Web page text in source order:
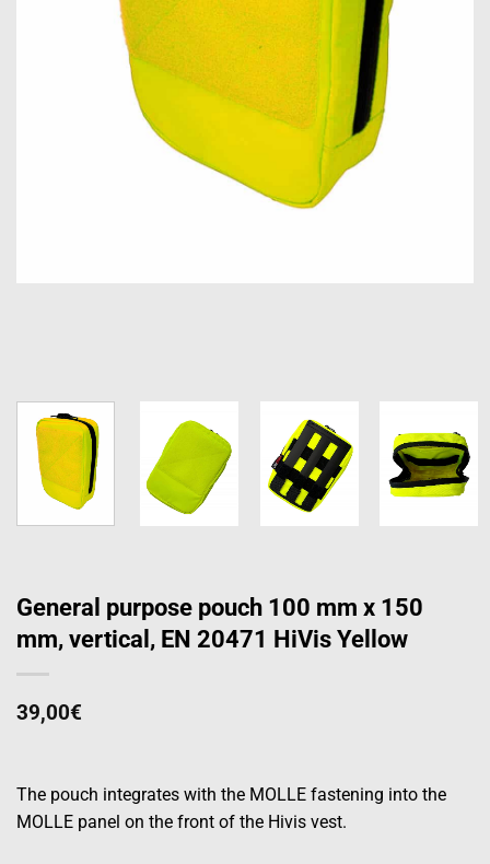
General purpose pouch 100 mm x 150
mm, vertical, EN 20471 HiVis Yellow
39,00€
The pouch integrates with the MOLLE fastening into the
MOLLE panel on the front of the Hivis vest.